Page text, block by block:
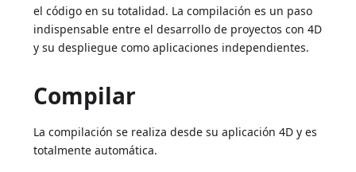
el código en su totalidad. La compilación es un paso
indispensable entre el desarrollo de proyectos con 4D
y su despliegue como aplicaciones independientes.
Compilar
La compilación se realiza desde su aplicación 4D y es
totalmente automática.